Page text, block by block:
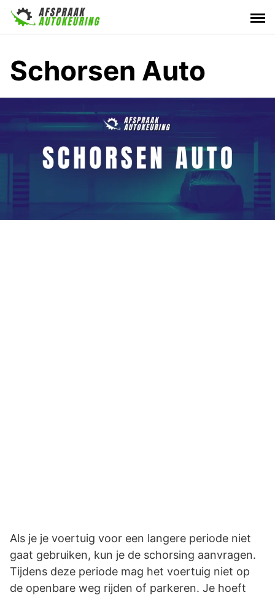
Skip
content
Schorsen Auto
Als je je voertuig voor een langere periode niet
gaat gebruiken, kun je de schorsing aanvragen.
Tijdens deze periode mag het voertuig niet op
de openbare weg rijden of parkeren. Je hoeft